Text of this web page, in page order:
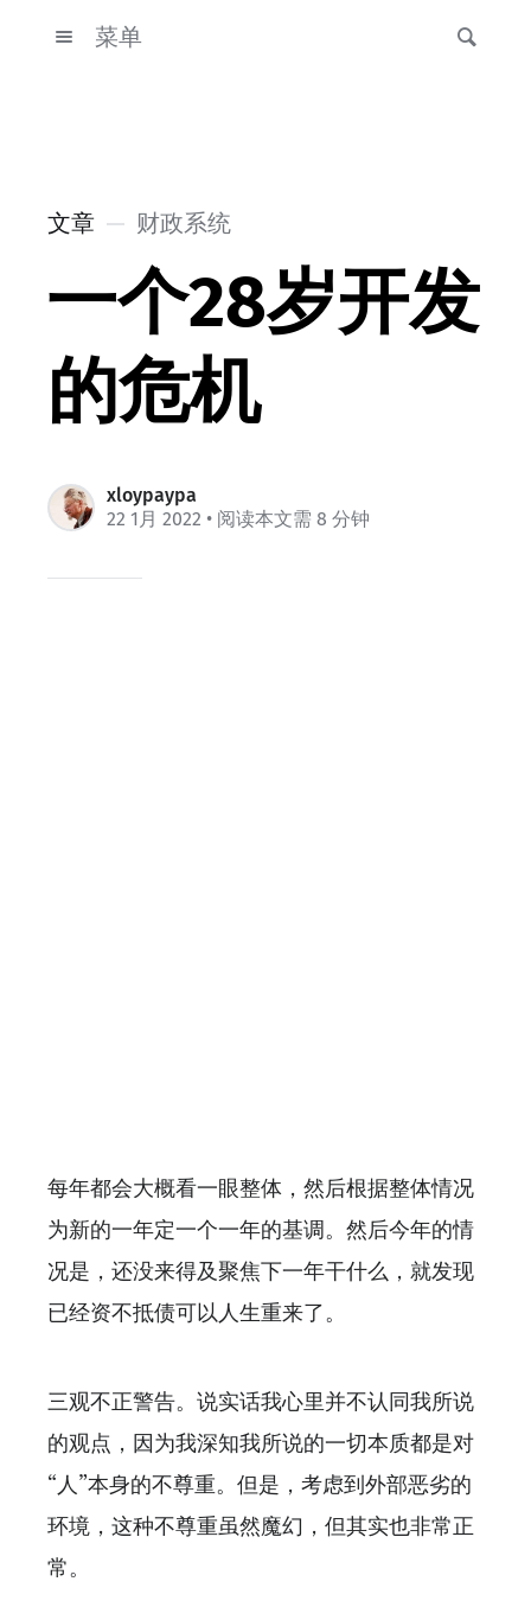
菜单
文章 财政系统
一个28岁开发
的危机
xloypaypa
22 1月 2022 • 阅读本文需 8 分钟
每年都会大概看一眼整体，然后根据整体情况
为新的一年定一个一年的基调。然后今年的情
况是，还没来得及聚焦下一年干什么，就发现
已经资不抵债可以人生重来了。
三观不正警告。说实话我心里并不认同我所说
的观点，因为我深知我所说的一切本质都是对
“人”本身的不尊重。但是，考虑到外部恶劣的
环境，这种不尊重虽然魔幻，但其实也非常正
常。